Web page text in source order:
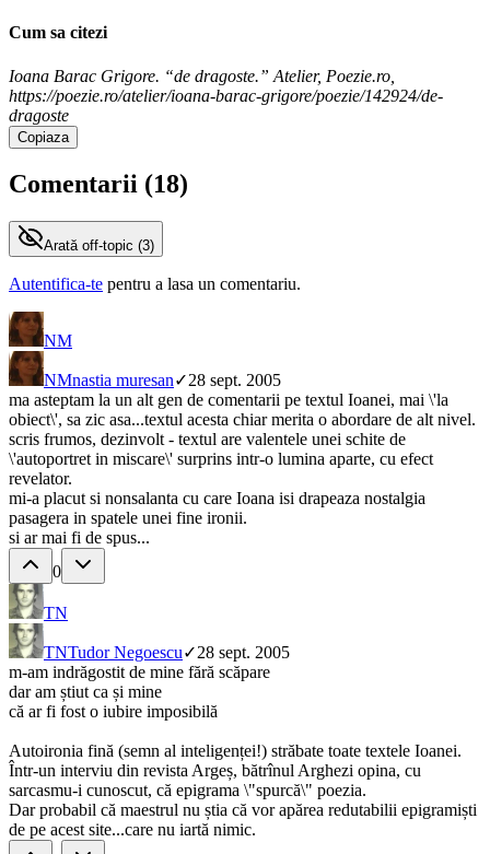
Cum sa citezi
Ioana Barac Grigore. “de dragoste.” Atelier, Poezie.ro,
https://poezie.ro/atelier/ioana-barac-grigore/poezie/142924/de-
dragoste
Copiaza
Comentarii (18)
Aratăoff-topic (3)
Autentifica-te pentru a lasa un comentariu.
NM
NMnastia muresan✓28 sept. 2005
ma asteptam la un alt gen de comentarii pe textul Ioanei, mai \'la
obiect\', sa zic asa...textul acesta chiar merita o abordare de alt nivel.
scris frumos, dezinvolt - textul are valentele unei schite de
\'autoportret in miscare\' surprins intr-o lumina aparte, cu efect
revelator.
mi-a placut si nonsalanta cu care Ioana isi drapeaza nostalgia
pasagera in spatele unei fine ironii.
si ar mai fi de spus...
0
TN
TNTudor Negoescu✓28 sept. 2005
m-am indrăgostit de mine fără scăpare
dar am știut ca și mine
că ar fi fost o iubire imposibilă
Autoironia fină (semn al inteligenței!) străbate toate textele Ioanei.
Într-un interviu din revista Argeș, bătrînul Arghezi opina, cu
sarcasmu-i cunoscut, că epigrama \"spurcă\" poezia.
Dar probabil că maestrul nu știa că vor apărea redutabilii epigramiști
de pe acest site...care nu iartă nimic.